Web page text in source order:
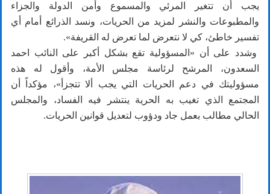
يجب أن تتغير المرئي والمسموع وأمن الدولة والجزاء
والمطبوعات والنشر لمزيد من الحريات، ونسد الذرائع أمام أي
تفسير خاطئ، كي لا نتعرض لما تعرض له القريفة».
وشدد على أن «المسؤولية تقع بشكل أكبر على النائب احمد
السعدون، المرشح لرئاسة مجلس الأمة، وأقول له هذه
مسؤوليتك في دعم الحريات التي يجب ألا تتجزأ»، مؤكداً أن
المجتمع الذي تغيب به الحرية ينتشر فيه الفساد، والمجلس
الحالي مطالب بعمل جاد ودؤوب لتعديل قوانين الحريات.